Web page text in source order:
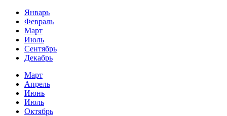
Январь
Февраль
Март
Июль
Сентябрь
Декабрь
Март
Апрель
Июнь
Июль
Октябрь